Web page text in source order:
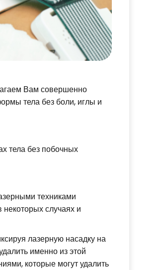
Вам совершенно
тела без боли, иглы и
тела без побочных
техниками
случаях и
лазерную насадку на
именно из этой
которые могут удалить